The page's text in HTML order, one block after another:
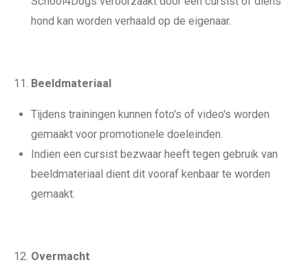
hond kan worden verhaald op de eigenaar.
Beeldmateriaal
Tijdens trainingen kunnen foto's of video's worden
gemaakt voor promotionele doeleinden.
Indien een cursist bezwaar heeft tegen gebruik van
beeldmateriaal dient dit vooraf kenbaar te worden
gemaakt.
Overmacht